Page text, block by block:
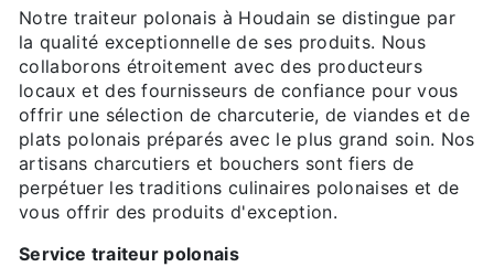
Notre traiteur polonais à Houdain se distingue par
la qualité exceptionnelle de ses produits. Nous
collaborons étroitement avec des producteurs
locaux et des fournisseurs de confiance pour vous
offrir une sélection de charcuterie, de viandes et de
plats polonais préparés avec le plus grand soin. Nos
artisans charcutiers et bouchers sont fiers de
perpétuer les traditions culinaires polonaises et de
vous offrir des produits d'exception.
Service traiteur polonais